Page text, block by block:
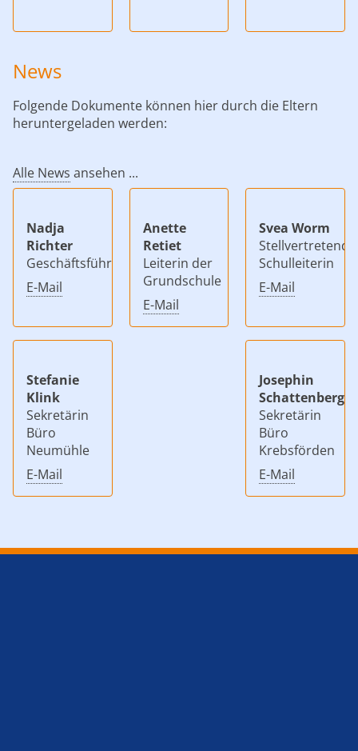
News
Folgende Dokumente können hier durch die Eltern
heruntergeladen werden:
Alle News ansehen ...
Nadja
Richter
Geschäftsführerin/Schulleiterin
E-Mail
Anette
Retiet
Leiterin der
Grundschule
E-Mail
Svea Worm
Stellvertretende
Schulleiterin
E-Mail
Stefanie
Klink
Sekretärin
Büro
Neumühle
E-Mail
Josephin
Schattenberg
Sekretärin
Büro
Krebsförden
E-Mail